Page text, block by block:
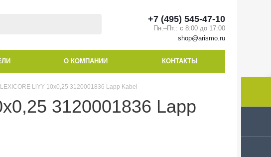
+7 (495) 545-47-10
Пн.–Пт.: с 8:00 до 17:00
shop@arismo.ru
О КОМПАНИИ КОНТАКТЫ
LiYY 10x0,25 3120001836 Lapp Kabel
3120001836 Lapp